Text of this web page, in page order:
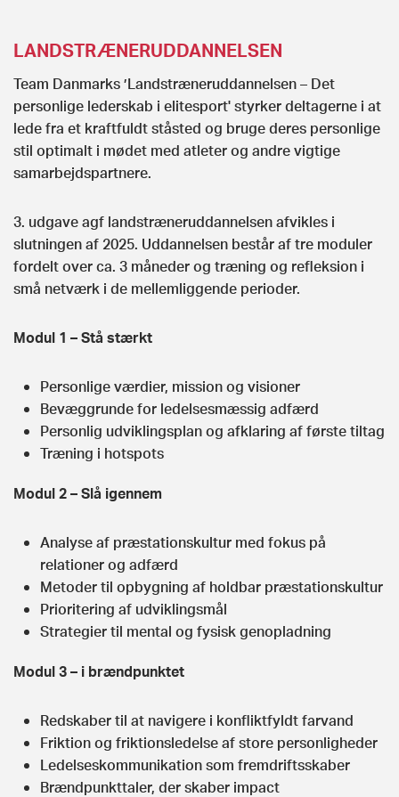
LANDSTRÆNERUDDANNELSEN
Team Danmarks ’Landstræneruddannelsen – Det
personlige lederskab i elitesport' styrker deltagerne i at
lede fra et kraftfuldt ståsted og bruge deres personlige
stil optimalt i mødet med atleter og andre vigtige
samarbejdspartnere.
3. udgave agf landstræneruddannelsen afvikles i
slutningen af 2025. Uddannelsen består af tre moduler
fordelt over ca. 3 måneder og træning og refleksion i
små netværk i de mellemliggende perioder.
Modul 1 – Stå stærkt
Personlige værdier, mission og visioner
Bevæggrunde for ledelsesmæssig adfærd
Personlig udviklingsplan og afklaring af første tiltag
Træning i hotspots
Modul 2 – Slå igennem
Analyse af præstationskultur med fokus på
relationer og adfærd
Metoder til opbygning af holdbar præstationskultur
Prioritering af udviklingsmål
Strategier til mental og fysisk genopladning
Modul 3 – i brændpunktet
Redskaber til at navigere i konfliktfyldt farvand
Friktion og friktionsledelse af store personligheder
Ledelseskommunikation som fremdriftsskaber
Brændpunkttaler, der skaber impact